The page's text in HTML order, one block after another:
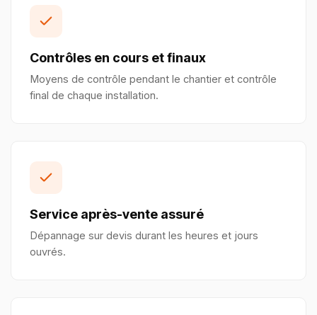
Contrôles en cours et finaux
Moyens de contrôle pendant le chantier et contrôle
final de chaque installation.
Service après-vente assuré
Dépannage sur devis durant les heures et jours
ouvrés.